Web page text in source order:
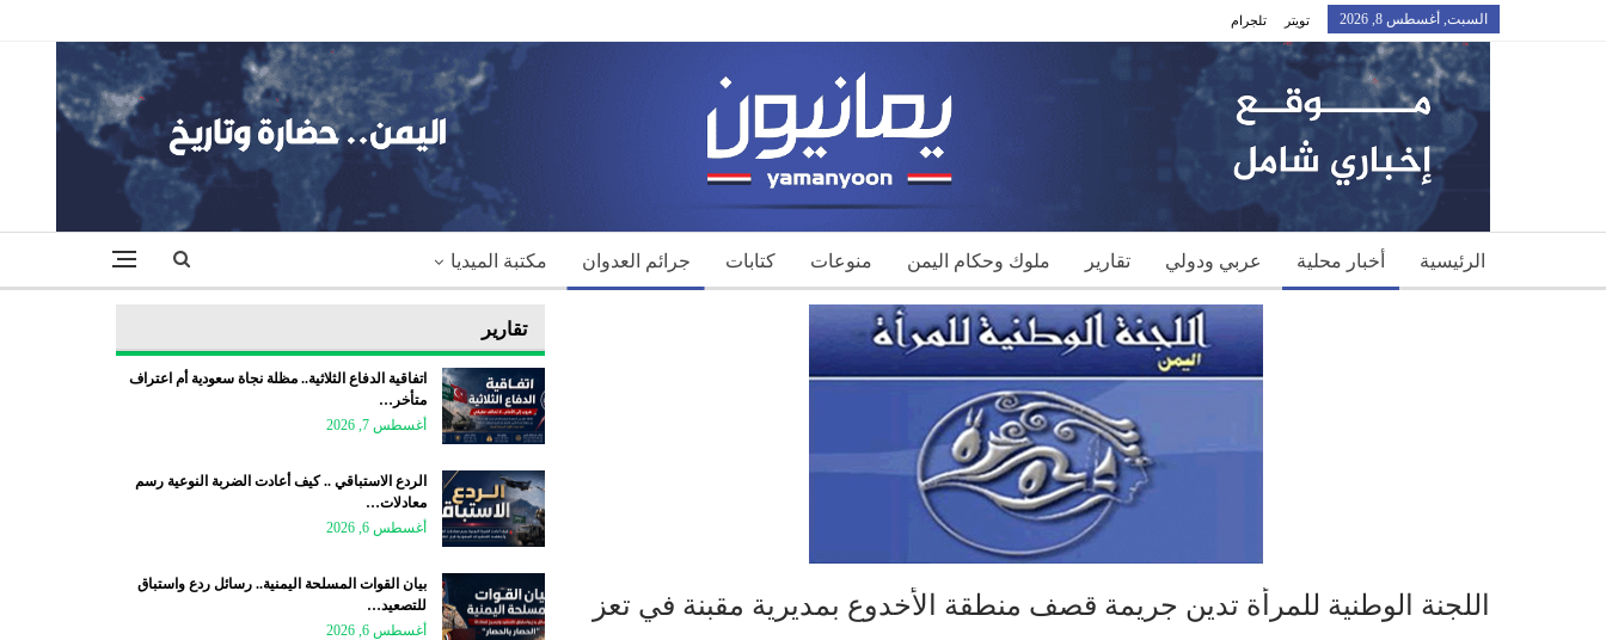
السبت, أغسطس 8, 2026 تويتر تلجرام
الرئيسية أخبار محلية عربي ودولي تقارير ملوك وحكام اليمن منوعات كتابات جرائم العدوان مكتبة الميديا
اللجنة الوطنية للمرأة تدين جريمة قصف منطقة الأخدوع بمديرية مقبنة في تعز
تقارير
اتفاقية الدفاع الثلاثية.. مظلة نجاة سعودية أم اعتراف
متأخر…
أغسطس 7, 2026
الردع الاستباقي .. كيف أعادت الضربة النوعية رسم
معادلات…
أغسطس 6, 2026
بيان القوات المسلحة اليمنية.. رسائل ردع واستباق
للتصعيد…
أغسطس 6, 2026